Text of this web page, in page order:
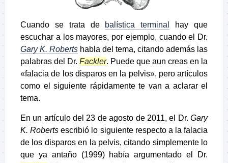
Cuando se trata de balística terminal
hay que
escuchar a los mayores, por ejemplo, cuandoel Dr.
Gary K. Roberts habla del tema, citando además las
palabras del Dr. Fackler. Puede que aun creas en la
«falacia de los disparos en la pelvis», pero artículos
como el siguiente rápidamente te van a aclarar el
tema.
En un artículo del 23 de agosto de 2011, el Dr. Gary
K. Roberts escribió lo siguiente respecto a la falacia
de los disparos en la pelvis, citando simplemente lo
que ya antaño (1999) había argumentado el Dr.